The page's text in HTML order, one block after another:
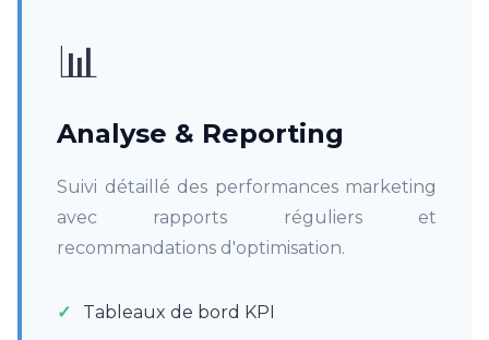
📊
Analyse & Reporting
Suivi détaillé des performances marketing
avec rapports réguliers et
recommandations d'optimisation.
Tableaux de bord KPI